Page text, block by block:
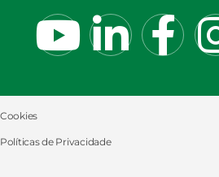
Cookies
Políticas de Privacidade